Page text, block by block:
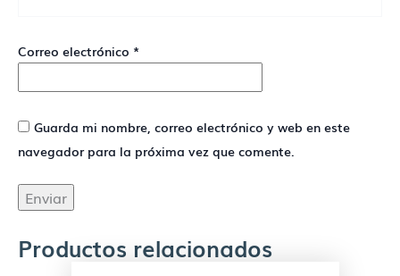
Correo electrónico *
Guarda mi nombre, correo electrónico y web en este
navegador para la próxima vez que comente.
Productos relacionados